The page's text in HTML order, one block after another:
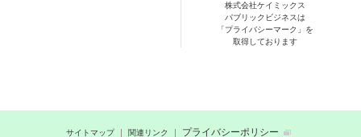
株式会社ケイミックス
パブリックビジネスは
「プライバシーマーク」を
取得しております
サイトマップ 関連リンク プライバシーポリシー